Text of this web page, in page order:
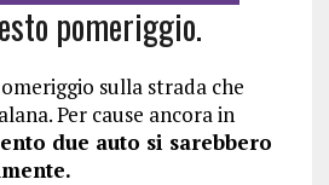
pomeriggio.
sulla strada che
Per cause ancora in
due auto si sarebbero